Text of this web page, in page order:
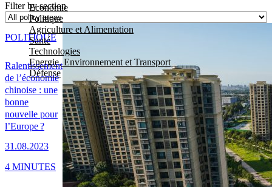
Economie
Politique
Agriculture et Alimentation
Santé
Technologies
Energie, Environnement et Transport
Défense
Filter by section
Ralentissement
de l’économie
chinoise : une
bonne
nouvelle pour
l’Europe ?
31.08.2023
POLITIQUE
4 MINUTES